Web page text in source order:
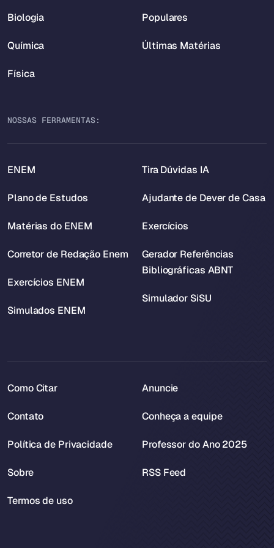
Biologia
Química
Física
Populares
Últimas Matérias
NOSSAS FERRAMENTAS:
ENEM
Plano de Estudos
Matérias do ENEM
Corretor de Redação Enem
Exercícios ENEM
Simulados ENEM
Tira Dúvidas IA
Ajudante de Dever de Casa
Exercícios
Gerador Referências
Bibliográficas ABNT
Simulador SiSU
Como Citar
Contato
Política de Privacidade
Sobre
Termos de uso
Anuncie
Conheça a equipe
Professor do Ano 2025
RSS Feed